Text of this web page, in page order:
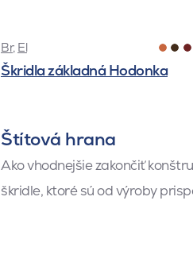
Br, El
Škridla základná Hodonka
Štítová hrana
Ako vhodnejšie zakončiť
škridle, ktoré sú od výroby